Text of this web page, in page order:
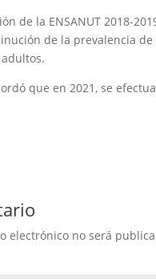
de la ENSANUT 2018-
de la prevalencia
que en 2021, se
electrónico no será